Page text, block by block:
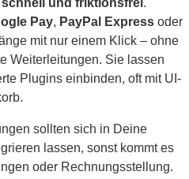
schnell und friktionsfrei.
Pay, PayPal Express oder
mit nur einem Klick – ohne
Weiterleitungen. Sie lassen
Plugins einbinden, oft mit UI-
sollten sich in Deine
lassen, sonst kommt es
oder Rechnungsstellung.